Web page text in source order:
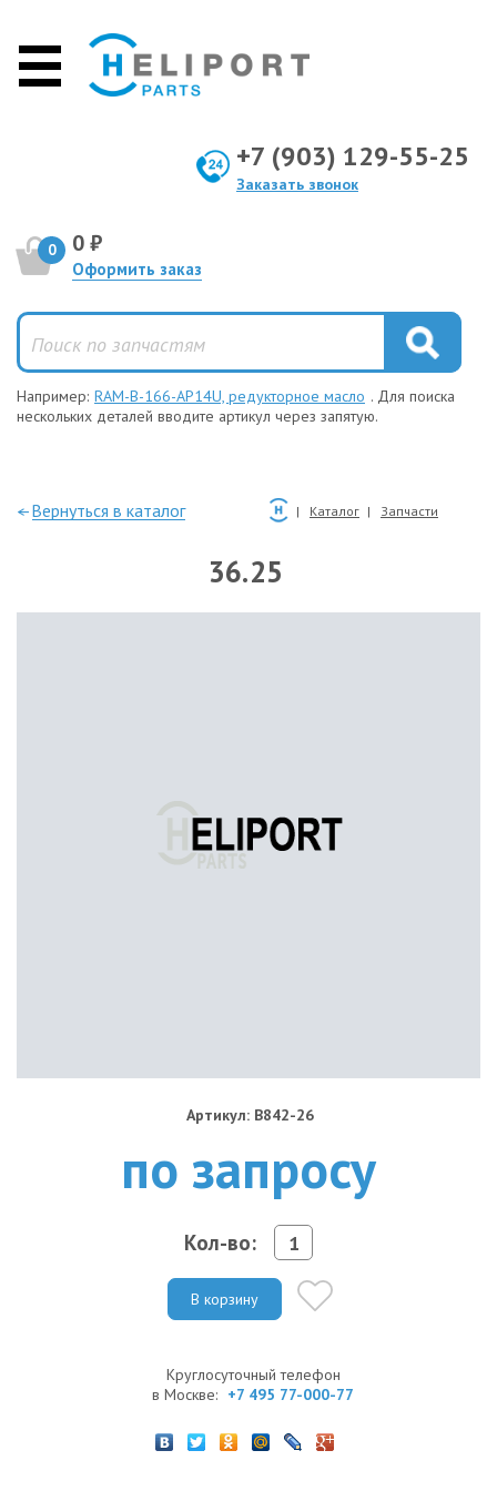
+7 (903) 129-55-25
Заказать звонок
0 0 ₽
Оформить заказ
Например: RAM-B-166-AP14U, редукторное масло . Для поиска
нескольких деталей вводите артикул через запятую.
—Вернуться в каталог Каталог Запчасти
36.25
Артикул: B842-26
по запросу
Кол-во:
В корзину
Круглосуточный телефон
в Москве: +7 495 77-000-77